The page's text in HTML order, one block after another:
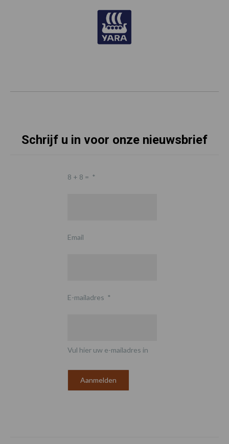
Schrijf u in voor onze nieuwsbrief
8 + 8 = *
Email
E-mailadres *
Vul hier uw e-mailadres in